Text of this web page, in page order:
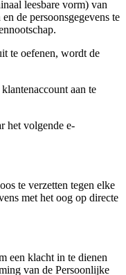
leesbare vorm) van
de persoonsgegevens te
te oefenen, wordt de
aan te
volgende e-
te verzetten tegen elke
met het oog op directe
een klacht in te dienen
van de Persoonlijke